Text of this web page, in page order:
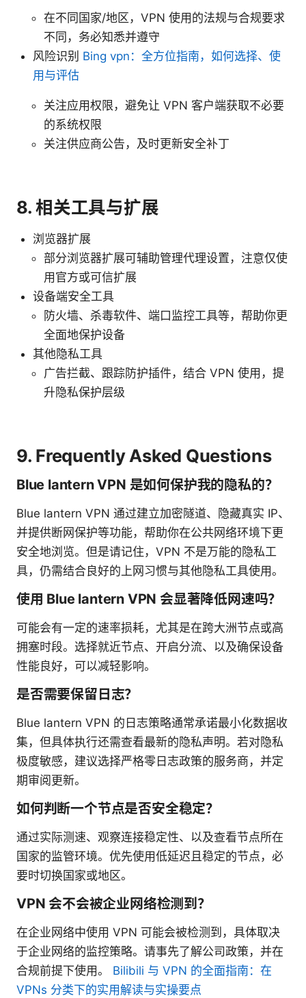
在不同国家/地区，VPN 使用的法规与合规要求
不同，务必知悉并遵守
风险识别 Bing vpn：全方位指南，如何选择、使
用与评估
关注应用权限，避免让 VPN 客户端获取不必要
的系统权限
关注供应商公告，及时更新安全补丁
8. 相关工具与扩展
浏览器扩展
部分浏览器扩展可辅助管理代理设置，注意仅使
用官方或可信扩展
设备端安全工具
防火墙、杀毒软件、端口监控工具等，帮助你更
全面地保护设备
其他隐私工具
广告拦截、跟踪防护插件，结合 VPN 使用，提
升隐私保护层级
9. Frequently Asked Questions
Blue lantern VPN 是如何保护我的隐私的？
Blue lantern VPN 通过建立加密隧道、隐藏真实 IP、
并提供断网保护等功能，帮助你在公共网络环境下更
安全地浏览。但是请记住，VPN 不是万能的隐私工
具，仍需结合良好的上网习惯与其他隐私工具使用。
使用 Blue lantern VPN 会显著降低网速吗？
可能会有一定的速率损耗，尤其是在跨大洲节点或高
拥塞时段。选择就近节点、开启分流、以及确保设备
性能良好，可以减轻影响。
是否需要保留日志？
Blue lantern VPN 的日志策略通常承诺最小化数据收
集，但具体执行还需查看最新的隐私声明。若对隐私
极度敏感，建议选择严格零日志政策的服务商，并定
期审阅更新。
如何判断一个节点是否安全稳定？
通过实际测速、观察连接稳定性、以及查看节点所在
国家的监管环境。优先使用低延迟且稳定的节点，必
要时切换国家或地区。
VPN 会不会被企业网络检测到？
在企业网络中使用 VPN 可能会被检测到，具体取决
于企业网络的监控策略。请事先了解公司政策，并在
合规前提下使用。 Bilibili 与 VPN 的全面指南：在
VPNs 分类下的实用解读与实操要点